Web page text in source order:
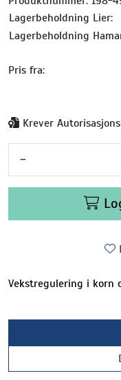
Lagerbeholdning Lier:
Lagerbeholdning
Pris fra:
Krever
-
Vekstregulering i korn